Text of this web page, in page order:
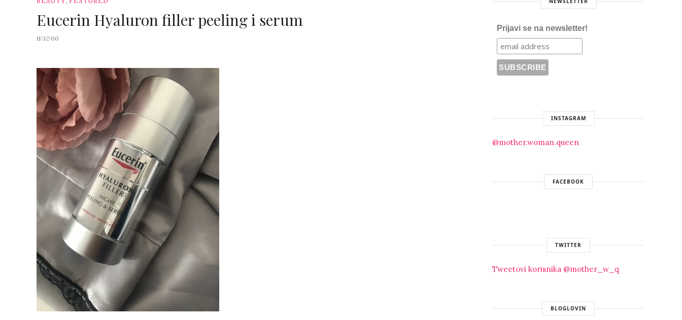
Eucerin Hyaluron filler peeling i serum
11:32:00
Prijavi se na newsletter!
INSTAGRAM
@mother.woman.queen
FACEBOOK
TWITTER
Tweetovi korisnika @mother_w_q
BLOGLOVIN